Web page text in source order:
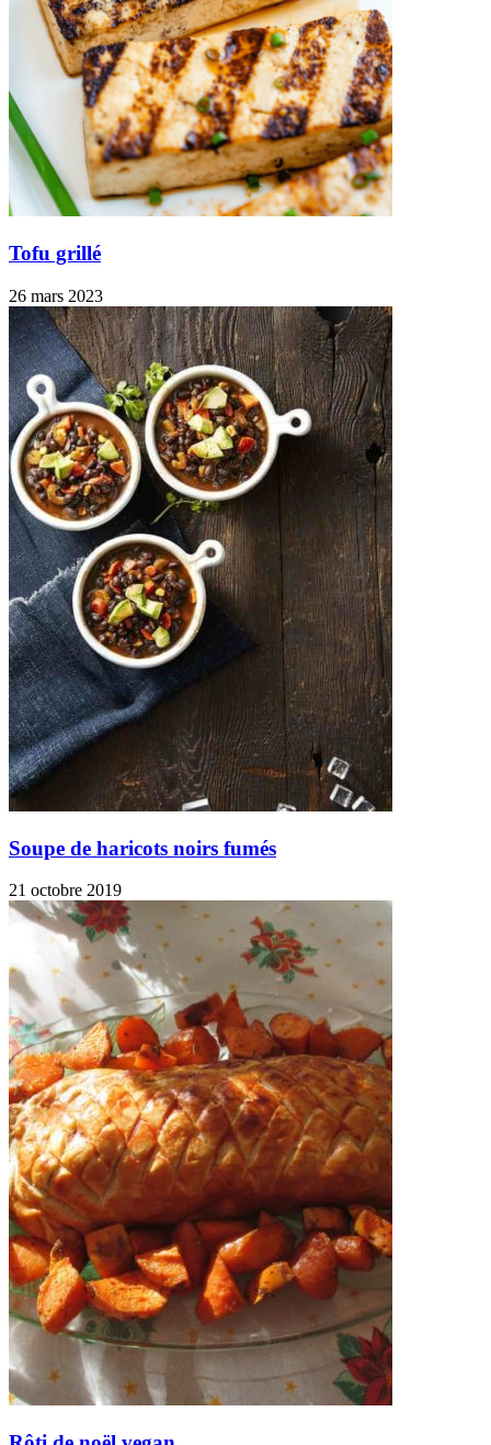
Tofu grillé
26 mars 2023
Soupe de haricots noirs fumés
21 octobre 2019